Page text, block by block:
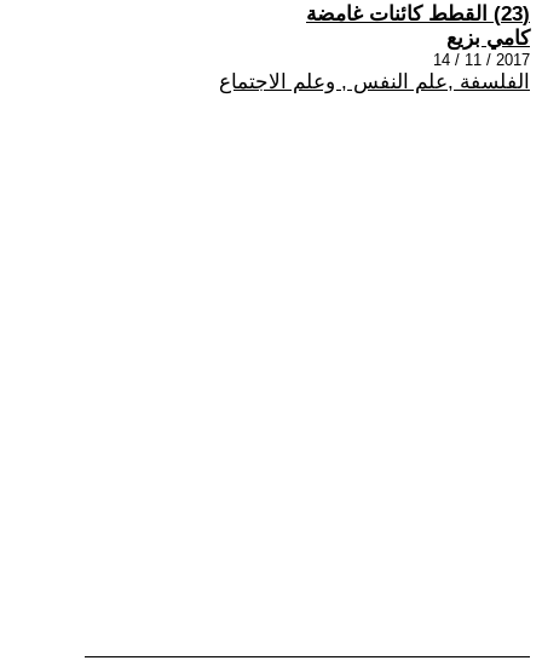
(23) القطط كائنات غامضة
كامي بزيع
2017 / 11 / 14
الفلسفة ,علم النفس , وعلم الاجتماع